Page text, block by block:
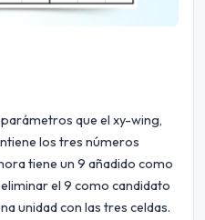
que el xy-wing,
los tres números
tiene un 9 añadido como
el 9 como candidato
unidad con las tres celdas.